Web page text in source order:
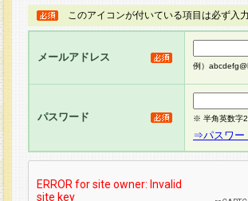
このアイコンが付いている項目は必ず入
メールアドレス
例）
パスワード ※ 半角英数字
⇒パスワー